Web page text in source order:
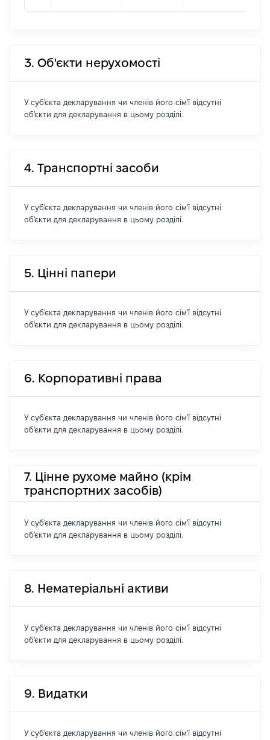
3. Об'єкти нерухомості
У суб'єкта декларування чи членів його сім'ї відсутні
об'єкти для декларування в цьому розділі.
4. Транспортні засоби
У суб'єкта декларування чи членів його сім'ї відсутні
об'єкти для декларування в цьому розділі.
5. Цінні папери
У суб'єкта декларування чи членів його сім'ї відсутні
об'єкти для декларування в цьому розділі.
6. Корпоративні права
У суб'єкта декларування чи членів його сім'ї відсутні
об'єкти для декларування в цьому розділі.
7. Цінне рухоме майно (крім
транспортних засобів)
У суб'єкта декларування чи членів його сім'ї відсутні
об'єкти для декларування в цьому розділі.
8. Нематеріальні активи
У суб'єкта декларування чи членів його сім'ї відсутні
об'єкти для декларування в цьому розділі.
9. Видатки
У суб'єкта декларування чи членів його сім'ї відсутні